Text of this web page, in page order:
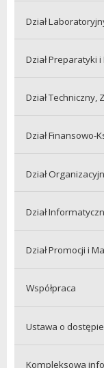
Dział
Dział Preparatyki
Dział
Dział Finansowo-
Dział
Dział
Dział Promocji i
Współpraca
Ustawa o
Kompleksowa